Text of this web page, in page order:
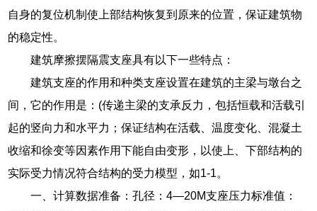
自身的复位机制使上部结构恢复到原来的位置，保证建筑物
的稳定性。
建筑摩擦摆隔震支座具有以下一些特点：
建筑支座的作用和种类支座设置在建筑的主梁与墩台之
间，它的作用是：(传递主梁的支承反力，包括恒载和活载引
起的竖向力和水平力；保证结构在活载、温度变化、混凝土
收缩和徐变等因素作用下能自由变形，以使上、下部结构的
实际受力情况符合结构的受力模型，如1-1。
一、计算数据准备：孔径：4—20M支座压力标准值：